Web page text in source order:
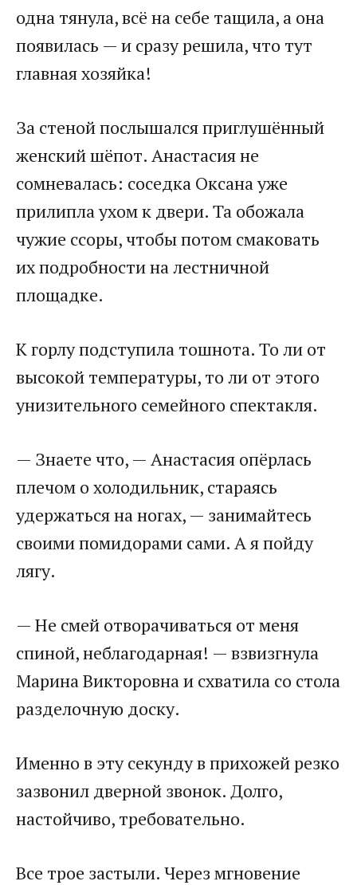
одна тянула, всё на себе тащила, а она
появилась — и сразу решила, что тут
главная хозяйка!
За стеной послышался приглушённый
женский шёпот. Анастасия не
сомневалась: соседка Оксана уже
прилипла ухом к двери. Та обожала
чужие ссоры, чтобы потом смаковать
их подробности на лестничной
площадке.
К горлу подступила тошнота. То ли от
высокой температуры, то ли от этого
унизительного семейного спектакля.
— Знаете что, — Анастасия опёрлась
плечом о холодильник, стараясь
удержаться на ногах, — занимайтесь
своими помидорами сами. А я пойду
лягу.
— Не смей отворачиваться от меня
спиной, неблагодарная! — взвизгнула
Марина Викторовна и схватила со стола
разделочную доску.
Именно в эту секунду в прихожей резко
зазвонил дверной звонок. Долго,
настойчиво, требовательно.
Все трое застыли. Через мгновение